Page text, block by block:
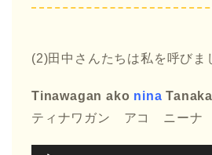
ヤ
(2)田中さんたちは私を呼びま
Tinawagan ako nina
ティナワガン アコ ニーナ